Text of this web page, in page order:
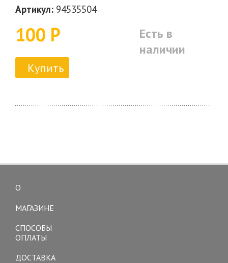
Артикул: 94535504
100 Р
Есть в
наличии
Купить
О
МАГАЗИНЕ
СПОСОБЫ
ОПЛАТЫ
ДОСТАВКА